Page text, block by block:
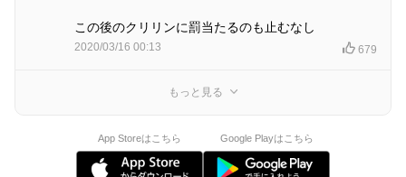
この後のクリリンに罰当たるのも止むなし
2020/03/16 00:13 679
もっと見る
App Storeはこちら Google Playはこちら